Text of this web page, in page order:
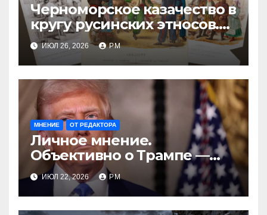
Черноморское казачество в
кругу русинских этносов.
Часть первая: А галичанин
казак?
ИЮЛ 26, 2026 РМ
МНЕНИЕ ОТ РЕДАКТОРА
Личное мнение.
Объективно о Трампе —
проблемы реалиста
ИЮЛ 22, 2026 РМ